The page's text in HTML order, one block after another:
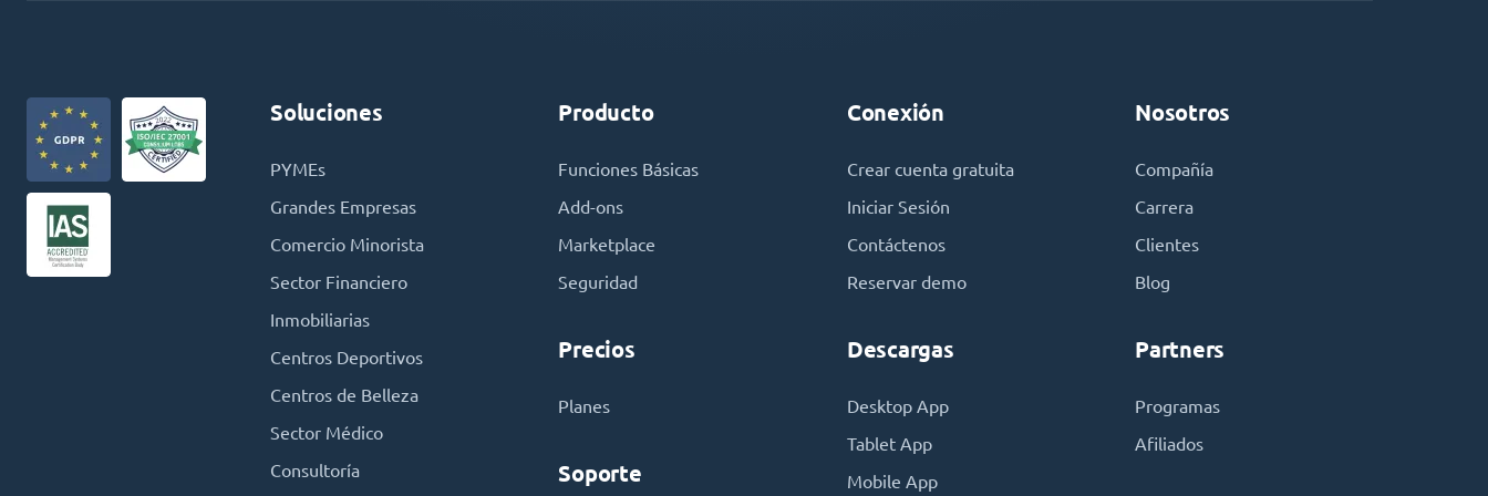
Soluciones
PYMEs
Grandes Empresas
Comercio Minorista
Sector Financiero
Inmobiliarias
Centros Deportivos
Centros de Belleza
Sector Médico
Consultoría
Producto
Funciones Básicas
Add-ons
Marketplace
Seguridad
Precios
Planes
Soporte
Conexión
Crear cuenta gratuita
Iniciar Sesión
Contáctenos
Reservar demo
Descargas
Desktop App
Tablet App
Mobile App
Nosotros
Compañía
Carrera
Clientes
Blog
Partners
Programas
Afiliados